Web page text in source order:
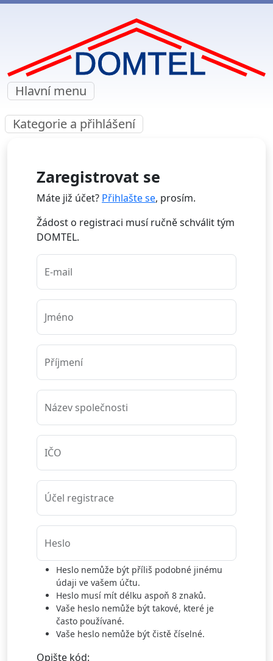
Hlavní menu
Kategorie a přihlášení
Zaregistrovat se
Máte již účet? Přihlašte se, prosím.
Žádost o registraci musí ručně schválit tým
DOMTEL.
E-mail
Jméno
Příjmení
Název společnosti
IČO
Účel registrace
Heslo
Heslo nemůže být příliš podobné jinému
údaji ve vašem účtu.
Heslo musí mít délku aspoň 8 znaků.
Vaše heslo nemůže být takové, které je
často používané.
Vaše heslo nemůže být čistě číselné.
Opište kód: